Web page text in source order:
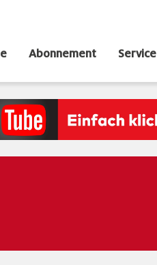
Abonnement Service